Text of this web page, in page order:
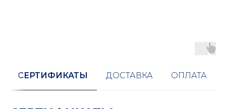
СЕРТИФИКАТЫ ДОСТАВКА ОПЛАТА